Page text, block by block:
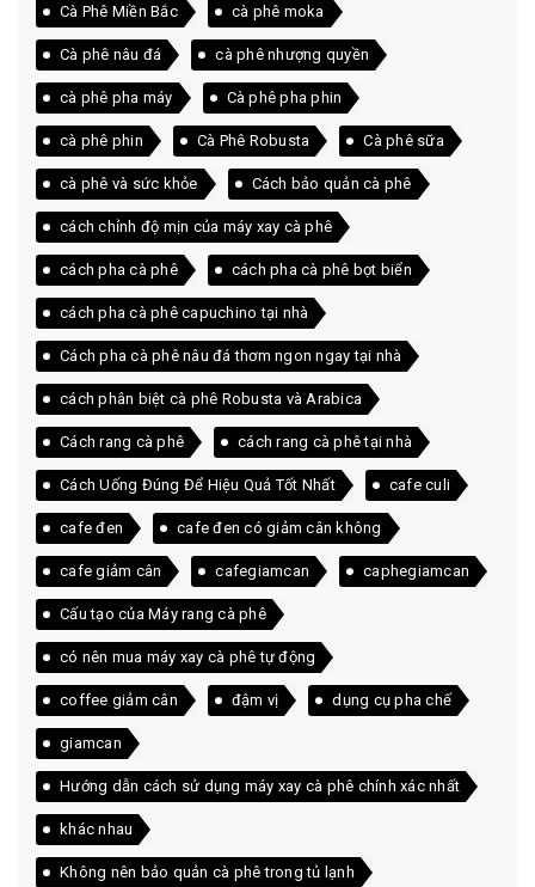
Cà Phê Miền Bắc cà phê moka
Cà phê nâu đá cà phê nhượng quyền
cà phê pha máy Cà phê pha phin
cà phê phin Cà Phê Robusta Cà phê sữa
cà phê và sức khỏe Cách bảo quản cà phê
cách chỉnh độ mịn của máy xay cà phê
cách pha cà phê cách pha cà phê bọt biển
cách pha cà phê capuchino tại nhà
Cách pha cà phê nâu đá thơm ngon ngay tại nhà
cách phân biệt cà phê Robusta và Arabica
Cách rang cà phê cách rang cà phê tại nhà
Cách Uống Đúng Để Hiệu Quả Tốt Nhất cafe culi
cafe đen cafe đen có giảm cân không
cafe giảm cân cafegiamcan caphegiamcan
Cấu tạo của Máy rang cà phê
có nên mua máy xay cà phê tự động
coffee giảm cân đậm vị dụng cụ pha chế
giamcan
Hướng dẫn cách sử dụng máy xay cà phê chính xác nhất
khác nhau
Không nên bảo quản cà phê trong tủ lạnh